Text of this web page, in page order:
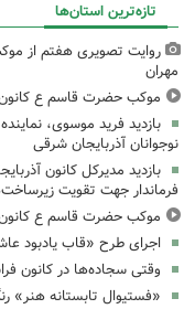
تازه‌ترین استان‌ها
روایت تصویری هفتم از
مهران
موکب حضرت قاسم ع کانون
بازدید فرید موسوی،
نوجوانان آذربایجان شرقی
بازدید مدیرکل کانون
فرماندار جهت تقویت
موکب حضرت قاسم ع کانون
اجرای طرح «قاب یادبود
وقتی سجاده‌ها در کانون
«فستیوال تابستانه هنر»